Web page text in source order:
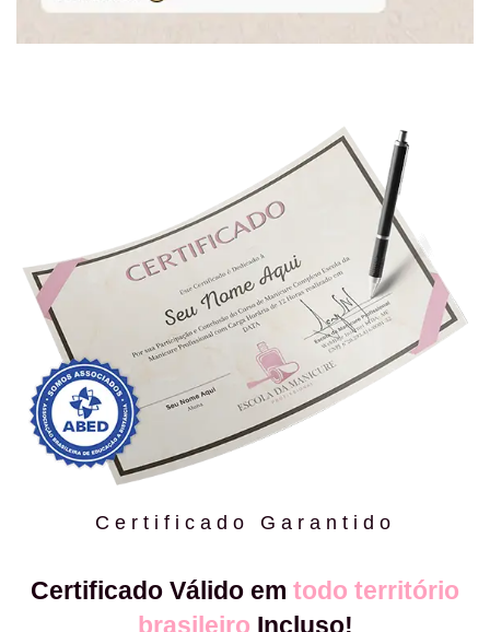
Certificado Garantido
Certificado Válido em todo território
brasileiro Incluso!